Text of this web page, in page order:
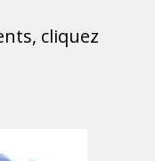
cliquez